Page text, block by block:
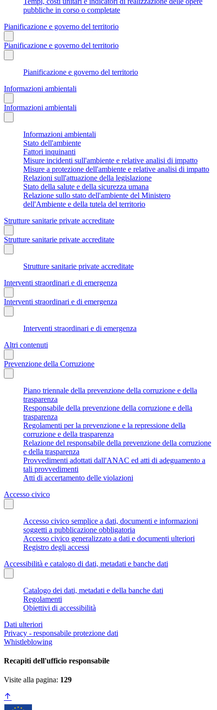
pubbliche in corso o completate
Pianificazione e governo del territorio
Pianificazione e governo del territorio
Pianificazione e governo del territorio
Informazioni ambientali
Informazioni ambientali
Informazioni ambientali
Stato dell'ambiente
Fattori inquinanti
Misure incidenti sull'ambiente e relative analisi di impatto
Misure a protezione dell'ambiente e relative analisi di impatto
Relazioni sull'attuazione della legislazione
Stato della salute e della sicurezza umana
Relazione sullo stato dell'ambiente del Ministero
dell'Ambiente e della tutela del territorio
Strutture sanitarie private accreditate
Strutture sanitarie private accreditate
Strutture sanitarie private accreditate
Interventi straordinari e di emergenza
Interventi straordinari e di emergenza
Interventi straordinari e di emergenza
Altri contenuti
Prevenzione della Corruzione
Piano triennale della prevenzione della corruzione e della
trasparenza
Responsabile della prevenzione della corruzione e della
trasparenza
Regolamenti per la prevenzione e la repressione della
corruzione e della trasparenza
Relazione del responsabile della prevenzione della corruzione
e della trasparenza
Provvedimenti adottati dall'ANAC ed atti di adeguamento a
tali provvedimenti
Atti di accertamento delle violazioni
Accesso civico
Accesso civico semplice a dati, documenti e informazioni
soggetti a pubblicazione obbligatoria
Accesso civico generalizzato a dati e documenti ulteriori
Registro degli accessi
Accessibilità e catalogo di dati, metadati e banche dati
Catalogo dei dati, metadati e della banche dati
Regolamenti
Obiettivi di accessibilità
Dati ulteriori
Privacy - responsabile protezione dati
Whistleblowing
Recapiti dell'ufficio responsabile
Visite alla pagina: 129